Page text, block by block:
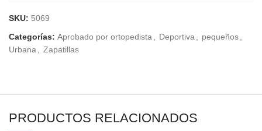
SKU: 5069
Categorías: Aprobado por ortopedista Deportiva pequeños
Urbana
Zapatillas
PRODUCTOS RELACIONADOS